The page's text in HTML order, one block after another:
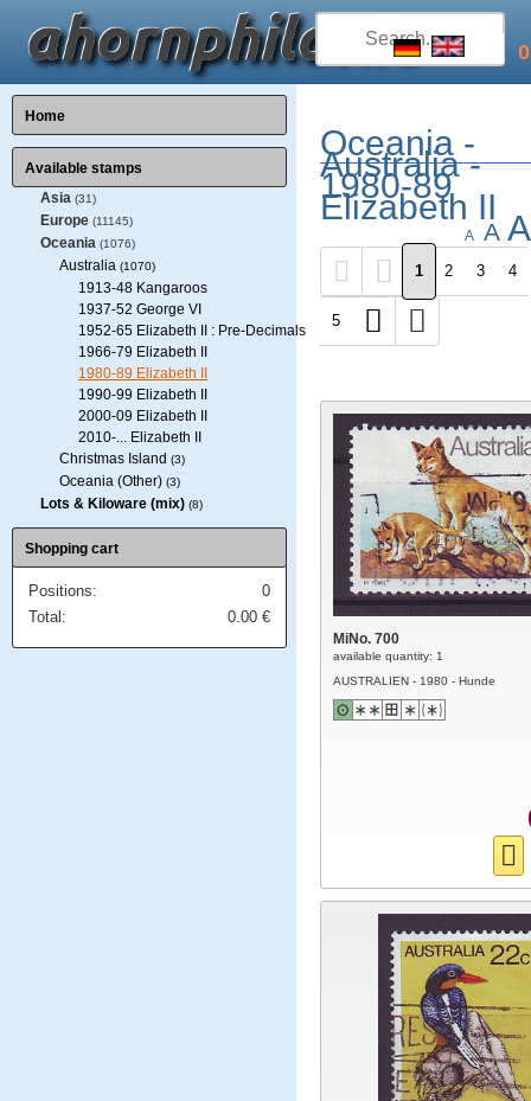
0
Oceania -
Australia -
1980-89
Elizabeth II
A A A
1 2 3 4
5
MiNo. 700
available quantity: 1
AUSTRALIEN - 1980 - Hunde
Home
Available stamps
Asia (31)
Europe (11145)
Oceania (1076)
Australia (1070)
1913-48 Kangaroos
1937-52 George VI
1952-65 Elizabeth II : Pre-Decimals
1966-79 Elizabeth II
1980-89 Elizabeth II
1990-99 Elizabeth II
2000-09 Elizabeth II
2010-... Elizabeth II
Christmas Island (3)
Oceania (Other) (3)
Lots & Kiloware (mix) (8)
Shopping cart
Positions:
0
Total:
0.00 €